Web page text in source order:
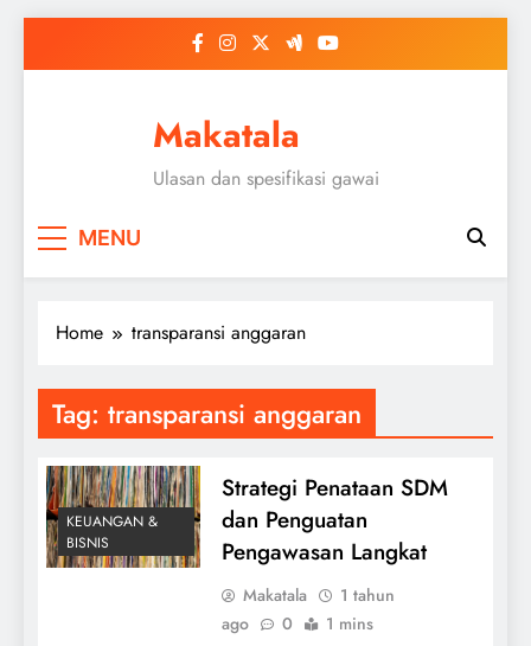
Makatala
Ulasan dan spesifikasi gawai
MENU
Home transparansi anggaran
Tag: transparansi anggaran
KEUANGAN &
BISNIS
Strategi Penataan SDM
dan Penguatan
Pengawasan Langkat
Makatala
1 tahun
ago
0 1 mins